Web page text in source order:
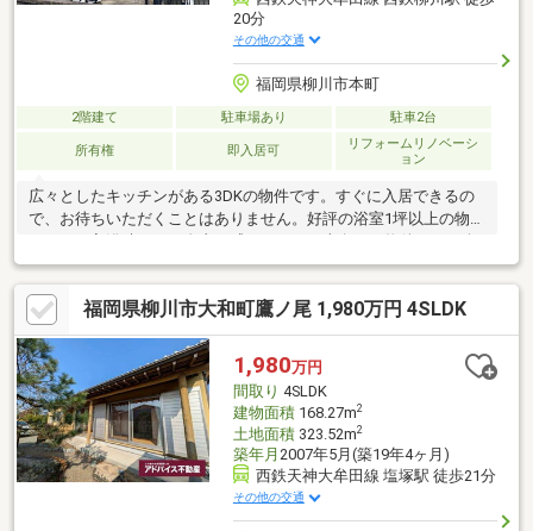
20分
その他の交通
福岡県柳川市本町
2階建て 駐車場あり 駐車2台
所有権 即入居可
リフォームリノベーシ
ョン
広々としたキッチンがある3DKの物件です。すぐに入居できるの
で、お待ちいただくことはありません。好評の浴室1坪以上の物件
です。追い焚き機能で冷めたお湯も温め直せます。
福岡県柳川市大和町鷹ノ尾 1,980万円 4SLDK
1,980万円
間取り 4SLDK
建物面積168.27m2
土地面積323.52m2
築年月 2007年5月(築19年4ヶ月)
西鉄天神大牟田線 塩塚駅 徒歩21分
その他の交通